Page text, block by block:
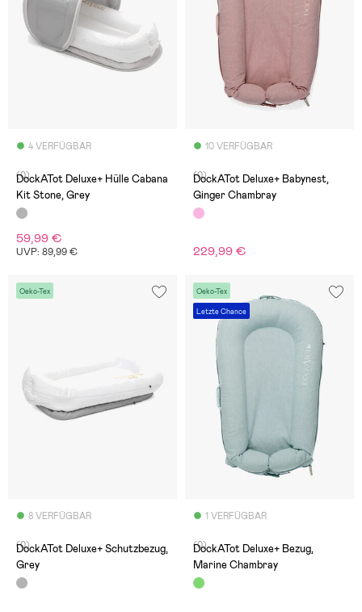
4 VERFÜGBAR
(0)
DockATot Deluxe+ Hülle Cabana
Kit Stone, Grey
59,99 €
UVP: 89,99 €
10 VERFÜGBAR
(0)
DockATot Deluxe+ Babynest,
Ginger Chambray
229,99 €
Oeko-Tex
8 VERFÜGBAR
(0)
DockATot Deluxe+ Schutzbezug,
Grey
Oeko-Tex
Letzte Chance
1 VERFÜGBAR
(0)
DockATot Deluxe+ Bezug,
Marine Chambray